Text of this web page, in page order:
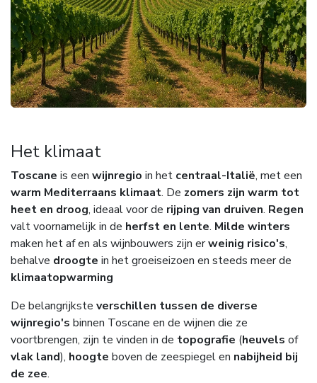
Het klimaat
Toscane is een wijnregio in het centraal-Italië, met een
warm Mediterraans klimaat. De zomers zijn warm tot
heet en droog, ideaal voor de rijping van druiven. Regen
valt voornamelijk in de herfst en lente. Milde winters
maken het af en als wijnbouwers zijn erweinig risico's,
behalve droogte in het groeiseizoen en steeds meer de
klimaatopwarming
De belangrijkste verschillen tussen de diverse
wijnregio's binnen Toscane en de wijnen die ze
voortbrengen, zijn te vinden in de topografie (heuvels of
vlak land), hoogte boven de zeespiegel en nabijheid bij
de zee.